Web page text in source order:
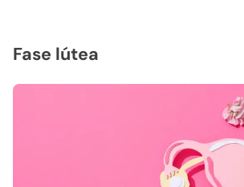
Fase lútea